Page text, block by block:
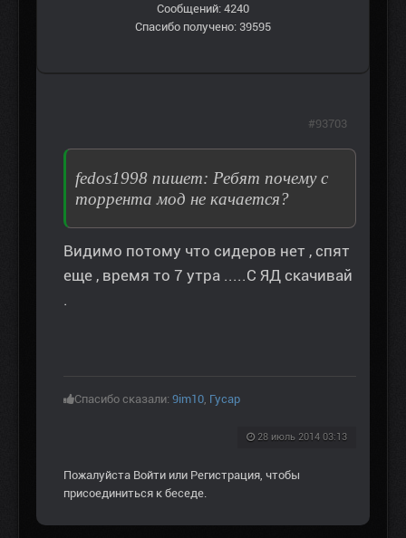
Сообщений: 4240
Спасибо получено: 39595
fedos1998 пишет: Ребят почему с
торрента мод не качается?
Видимо потому что сидеров нет , спят
еще , время то 7 утра .....С ЯД скачивай
.
Спасибо сказали: 9im10 Гусар
28 июль 2014 03:13
#93703
Пожалуйста Войти или Регистрация , чтобы
присоединиться к беседе.